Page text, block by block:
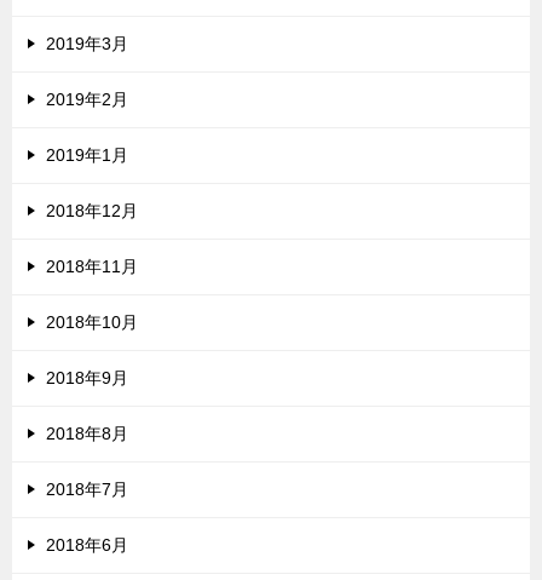
2019年3月
2019年2月
2019年1月
2018年12月
2018年11月
2018年10月
2018年9月
2018年8月
2018年7月
2018年6月